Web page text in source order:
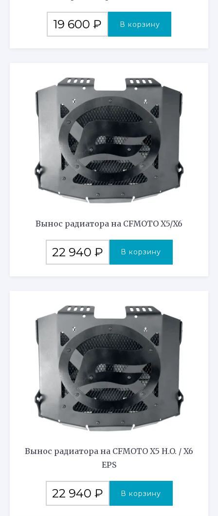
19 600 ₽ В корзину
Вынос радиатора на CFMOTO X5/X6
22 940 ₽ В корзину
Вынос радиатора на CFMOTO X5 H.O. / X6
EPS
22 940 ₽ В корзину